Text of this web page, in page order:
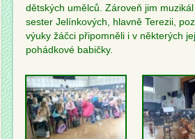
dětských umělců. Zároveň jim
sester Jelínkových, hlavně Terezii,
výuky žáčci připomněli i v některých
pohádkové babičky.